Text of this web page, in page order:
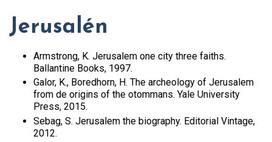
Jerusalén
Armstrong, K. Jerusalem one city three faiths.
Ballantine Books, 1997.
Galor, K., Boredhorn, H. The archeology of Jerusalem
from de origins of the otommans. Yale University
Press, 2015.
Sebag, S. Jerusalem the biography. Editorial Vintage,
2012.